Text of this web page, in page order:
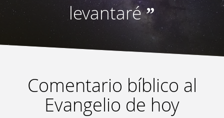
levantaré”
Comentario bíblico al
Evangelio de hoy